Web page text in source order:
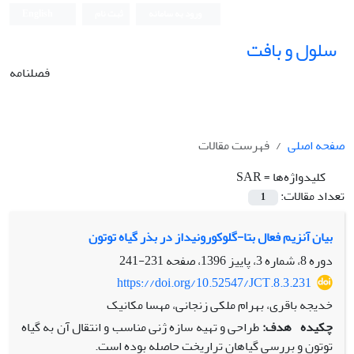
سلول و بافت
فصلنامه
صفحه اصلی
فهرست مقالات
کلیدواژه‌ها =SAR
تعداد مقالات:
1
بیان آنزیم فعال بتا-گلوکورونیداز در بذر گیاه توتون
دوره 8، شماره 3، پاییز 1396، صفحه
231-241
https://doi.org/10.52547/JCT.8.3.231
خدیجه باقری، بهرام ملکی زنجانی، مهسا مکانیک
چکیده هدف:طراحی و تهیه سازه ژنی مناسب و انتقال آن به گیاه
توتون و بررسی گیاهان تراریخت حاصله بوده است.